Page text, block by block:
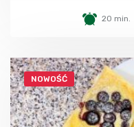
20 min.
NOWOŚĆ